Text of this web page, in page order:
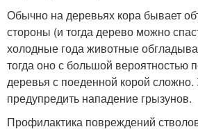
Обычно на деревьях кора бывает
стороны (и тогда дерево можно
холодные года животные
тогда оно с большой вероятностью
деревья с поеденной корой сложно.
предупредить нападение грызунов.
Профилактика повреждений